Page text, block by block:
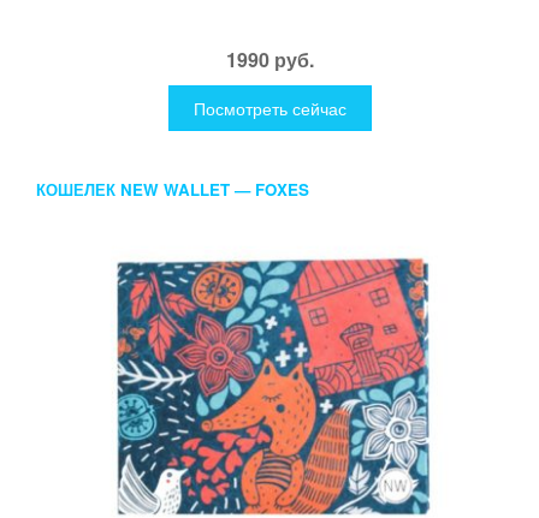
1990 руб.
Посмотреть сейчас
КОШЕЛЕК NEW WALLET — FOXES